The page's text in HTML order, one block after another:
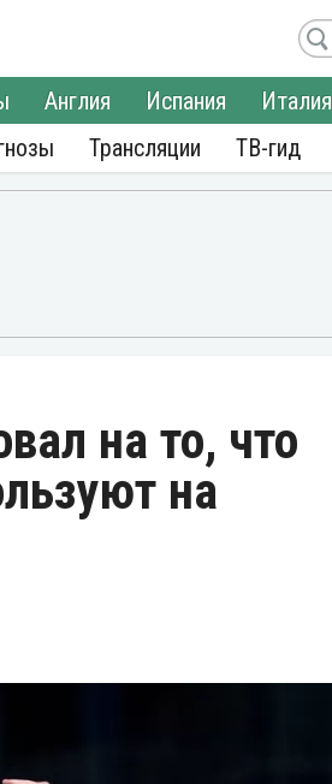
Англия Испания Италия
Трансляции ТВ-гид
на то, что
на